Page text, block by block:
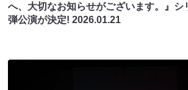
へ、大切なお知らせがございます。』シ
弾公演が決定! 2026.01.21